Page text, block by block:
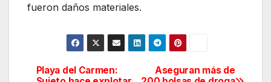
fueron daños materiales.
Navegación
Aseguran más de
Playa del Carmen: